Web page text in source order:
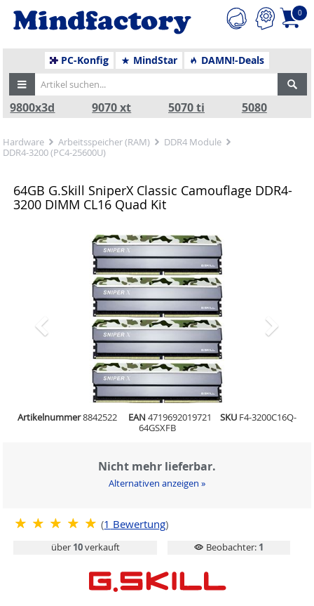
0
PC-Konfig MindStar DAMN!-Deals
9800x3d 9070 xt 5070 ti 5080
Hardware Arbeitsspeicher (RAM)
DDR4 Module
DDR4-3200 (PC4-25600U)
64GB G.Skill SniperX Classic Camouflage DDR4-
3200 DIMM CL16 Quad Kit
Zurück
Artikelnummer8842522 EAN 4719692019721 SKU F4-3200C16Q-
64GSXFB
Nicht mehr lieferbar.
Alternativen anzeigen »
(1 Bewertung)
über 10verkauft Beobachter: 1